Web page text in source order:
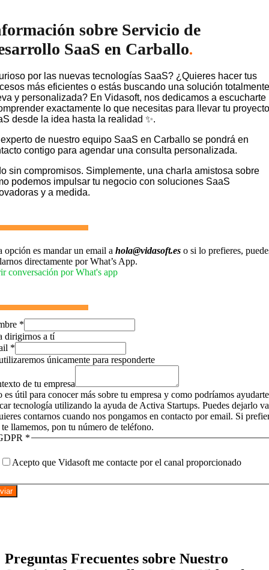
sobre Servicio de
SaaS en Carballo.
por las nuevas tecnologías SaaS? ¿Quieres hacer tus
más eficientes o estás buscando una solución totalmente
y personalizada? En Vidasoft, nos dedicamos a escucharte
exactamente lo que necesitas para llevar tu proyecto
desde la idea hasta la realidad ✨.
de nuestro equipo SaaS en Carballo se pondrá en
contigo para agendar una consulta personalizada.
sin compromisos. Simplemente, una charla amistosa sobre
podemos impulsar tu negocio con soluciones SaaS
y a medida.
opción es mandar un email a hola@vidasoft.es o si lo prefieres,
directamente por What’s App.
conversación por What's app
*
dirigirnos a tí
*
únicamente para responderte
de tu empresa
es útil para conocer más sobre tu empresa y como podríamos
tecnología utilizando la ayuda de Activa Startups. Puedes dejarlo
contarnos cuando nos pongamos en contacto por email. Si
te llamemos, pon tu número de teléfono.
*
Acepto que Vidasoft me contacte por el canal proporcionado
Preguntas Frecuentes sobre Nuestro